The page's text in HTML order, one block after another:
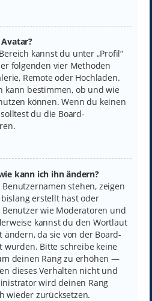
kannst du unter „Profil“
folgenden vier Methoden
Remote oder Hochladen.
kann bestimmen, ob und wie
können. Wenn du keinen
du die Board-
kann ich ihn ändern?
stehen, zeigen
erstellt hast oder
wie Moderatoren und
kannst du den Wortlaut
ändern, da sie von der Board-
Bitte schreibe keine
deinen Rang zu erhöhen —
dieses Verhalten nicht und
wird deinen Rang
wieder zurücksetzen.